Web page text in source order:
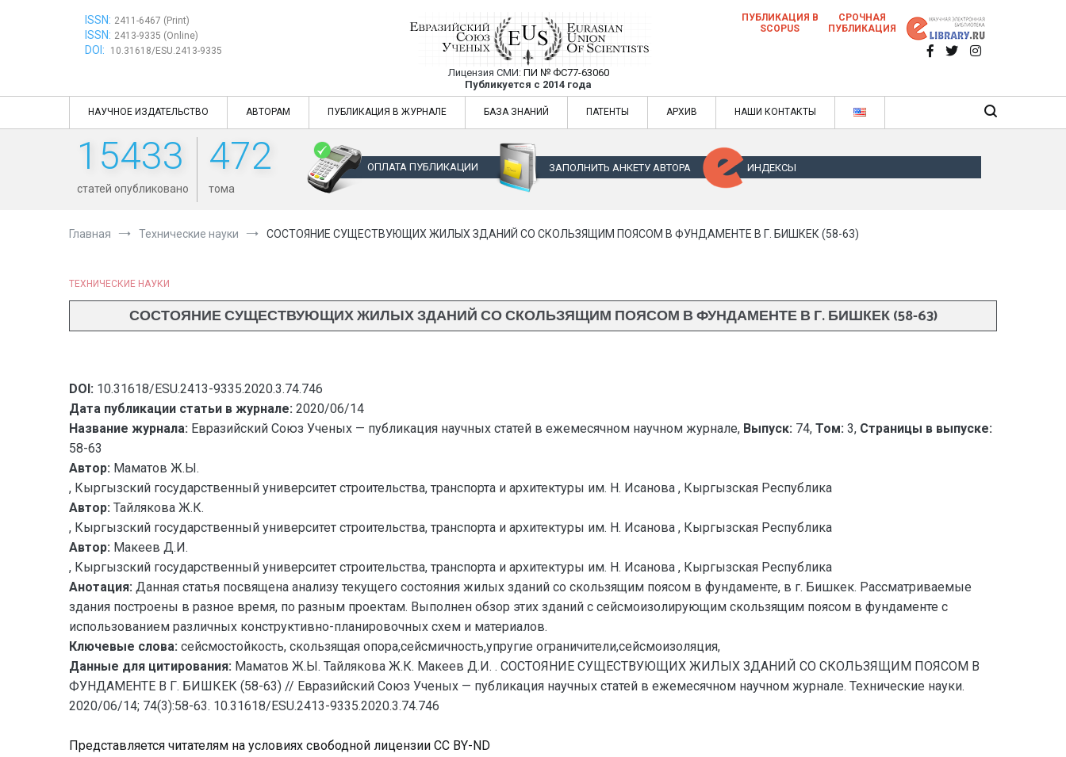
ISSN: 2411-6467 (Print)
ISSN: 2413-9335 (Online)
DOI: 10.31618/ESU.2413-9335
Евразийский Союз Ученых — публикация научных статей в ежемесячном научном
журнале
Лицензия СМИ: ПИ № ФС77-63060
Публикуется с 2014 года
Евразийский Союз Ученых — публикация научных статей в ежемесячном научном журнале
ПУБЛИКАЦИЯ В
SCOPUS
СРОЧНАЯ
ПУБЛИКАЦИЯ
НАУЧНОЕ ИЗДАТЕЛЬСТВО АВТОРАМ ПУБЛИКАЦИЯ В ЖУРНАЛЕ БАЗА ЗНАНИЙ ПАТЕНТЫ АРХИВ НАШИ КОНТАКТЫ
15433
статей опубликовано
472
тома
ОПЛАТА ПУБЛИКАЦИИ ЗАПОЛНИТЬ АНКЕТУ АВТОРА ИНДЕКСЫ
Главная Технические науки СОСТОЯНИЕ СУЩЕСТВУЮЩИХ ЖИЛЫХ ЗДАНИЙ СО СКОЛЬЗЯЩИМ ПОЯСОМ В ФУНДАМЕНТЕ В Г. БИШКЕК (58-63)
ТЕХНИЧЕСКИЕ НАУКИ
СОСТОЯНИЕ СУЩЕСТВУЮЩИХ ЖИЛЫХ ЗДАНИЙ СО СКОЛЬЗЯЩИМ ПОЯСОМ В ФУНДАМЕНТЕ В Г. БИШКЕК (58-63)
DOI: 10.31618/ESU.2413-9335.2020.3.74.746
Дата публикации статьи в журнале: 2020/06/14
Название журнала: Евразийский Союз Ученых — публикация научных статей в ежемесячном научном журнале, Выпуск: 74, Том: 3, Страницы в выпуске:
58-63
Автор: Маматов Ж.Ы.
, Кыргызский государственный университет строительства, транспорта и архитектуры им. Н. Исанова , Кыргызская Республика
Автор: Тайлякова Ж.К.
, Кыргызский государственный университет строительства, транспорта и архитектуры им. Н. Исанова , Кыргызская Республика
Автор: Макеев Д.И.
, Кыргызский государственный университет строительства, транспорта и архитектуры им. Н. Исанова , Кыргызская Республика
Анотация: Данная статья посвящена анализу текущего состояния жилых зданий со скользящим поясом в фундаменте, в г. Бишкек. Рассматриваемые
здания построены в разное время, по разным проектам. Выполнен обзор этих зданий с сейсмоизолирующим скользящим поясом в фундаменте с
использованием различных конструктивно-планировочных схем и материалов.
Ключевые слова: сейсмостойкость, скользящая опора,сейсмичность,упругие ограничители,сейсмоизоляция,
Данные для цитирования: Маматов Ж.Ы. Тайлякова Ж.К. Макеев Д.И. . СОСТОЯНИЕ СУЩЕСТВУЮЩИХ ЖИЛЫХ ЗДАНИЙ СО СКОЛЬЗЯЩИМ ПОЯСОМ В
ФУНДАМЕНТЕ В Г. БИШКЕК (58-63) // Евразийский Союз Ученых — публикация научных статей в ежемесячном научном журнале. Технические науки.
2020/06/14; 74(3):58-63. 10.31618/ESU.2413-9335.2020.3.74.746
Представляется читателям на условиях свободной лицензии CC BY-ND